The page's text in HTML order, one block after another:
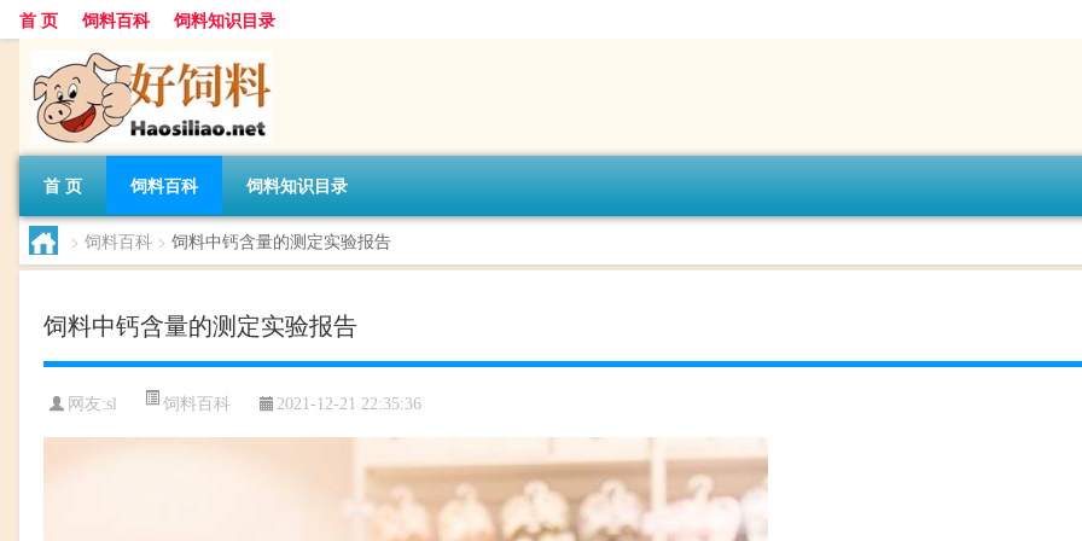
首 页 饲料百科 饲料知识目录
首 页 饲料百科 饲料知识目录
> 饲料百科 > 饲料中钙含量的测定实验报告
饲料中钙含量的测定实验报告
网友:sl 饲料百科 2021-12-21 22:35:36